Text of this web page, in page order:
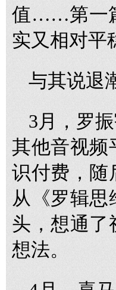
值……第一
实又相对平
与其说退
3月，罗
其他音视频
识付费，随
从《罗辑
头，想通了
想法。